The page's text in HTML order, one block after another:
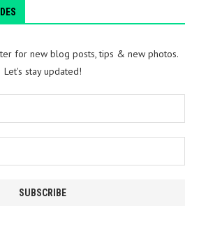
for new blog posts, tips & new photos.
Let's stay updated!